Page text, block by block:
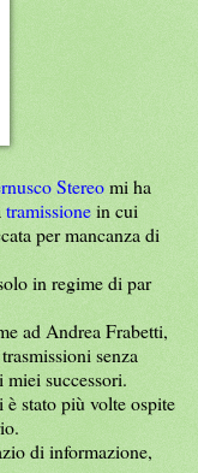
Stereomi ha
tramissionein cui
per mancanza di
in regime di par
ad Andrea Frabetti,
senza
successori.
stato più volte ospite
di informazione,